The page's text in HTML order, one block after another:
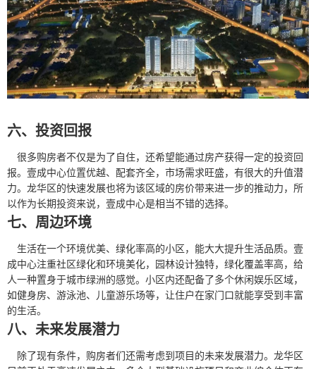
六、投资回报
很多购房者不仅是为了自住，还希望能通过房产获得一定的投资回
报。壹成中心位置优越、配套齐全，市场需求旺盛，有很大的升值潜
力。龙华区的快速发展也将为该区域的房价带来进一步的推动力，所
以作为长期投资来说，壹成中心是相当不错的选择。
七、周边环境
生活在一个环境优美、绿化率高的小区，能大大提升生活品质。壹
成中心注重社区绿化和环境美化，园林设计独特，绿化覆盖率高，给
人一种置身于城市绿洲的感觉。小区内还配备了多个休闲娱乐区域，
如健身房、游泳池、儿童游乐场等，让住户在家门口就能享受到丰富
的生活。
八、未来发展潜力
除了现有条件，购房者们还需考虑到项目的未来发展潜力。龙华区